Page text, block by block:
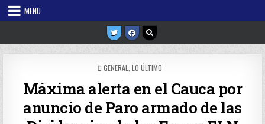
Skip
MENU
POSTED
GENERAL LO ÚLTIMO
Máxima alerta en el Cauca por
anuncio de Paro armado de las